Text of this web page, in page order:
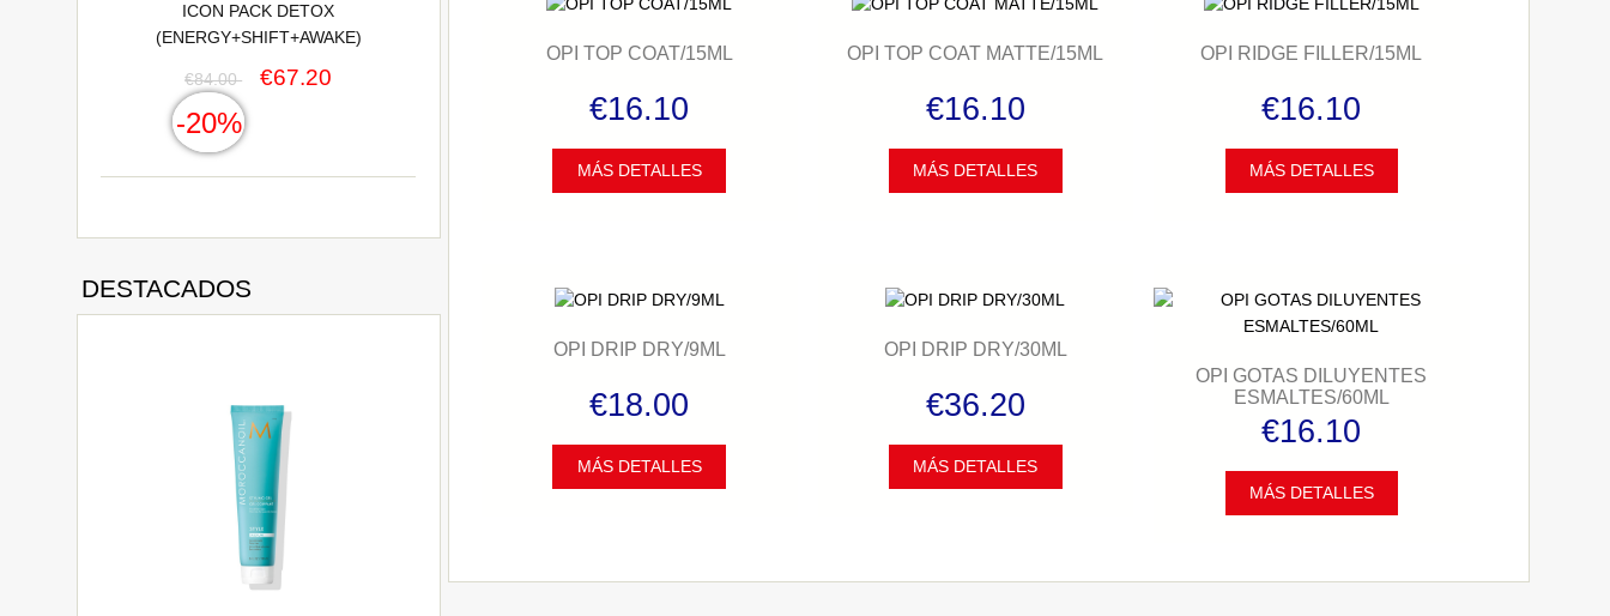
ICON PACK DETOX
(ENERGY+SHIFT+AWAKE)
€84.00 €67.20
-20%
DESTACADOS
OPI TOP COAT/15ML
€16.10
MÁS DETALLES
OPI TOP COAT MATTE/15ML
€16.10
MÁS DETALLES
OPI RIDGE FILLER/15ML
€16.10
MÁS DETALLES
OPI DRIP DRY/9ML
€18.00
MÁS DETALLES
OPI DRIP DRY/30ML
€36.20
MÁS DETALLES
OPI GOTAS DILUYENTES
ESMALTES/60ML
€16.10
MÁS DETALLES